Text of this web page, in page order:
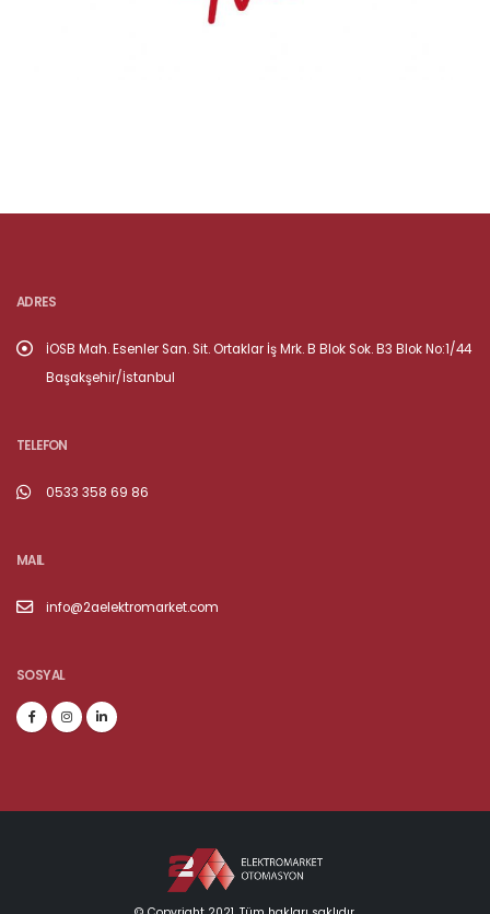
ADRES
İOSB Mah. Esenler San. Sit. Ortaklar İş Mrk. B Blok Sok. B3 Blok No:1/44
Başakşehir/İstanbul
TELEFON
0533 358 69 86
MAIL
info@2aelektromarket.com
SOSYAL